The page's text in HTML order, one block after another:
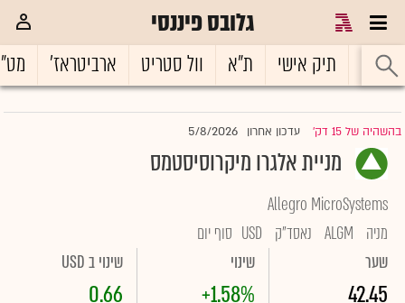
גלובס פיננסי
ראשי תיק אישי ת"א וול סטריט ארביטראז'
בהשהיה של 15 דק' |עדכון אחרון 5/8/2026
מניית אלגרו מיקרוסיסטמס
Allegro MicroSystems
מניה
ALGM נאסד"ק USD סוף יום
שער
42.45
שינוי
+1.58%
שינוי ב USD
0.66